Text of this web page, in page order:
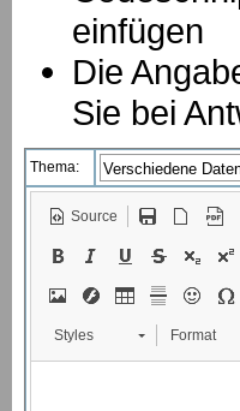
einfügen
Die
Sie bei
Thema:
Source
Styles Format